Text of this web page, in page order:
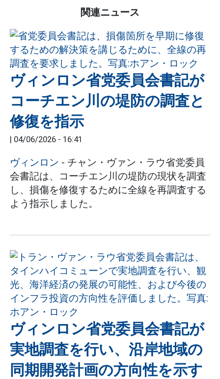
関連ニュース
ヴィンロン省党委員会書記が
コーチエン川の堤防の調査と
修復を指示
| 04/06/2026 - 16:41
ヴィンロン - チャン・ヴァン・ラウ省党委員
会書記は、コーチエン川の堤防の現状を調査
し、損傷を修復するために全線を再調査する
よう指示しました。
ヴィンロン省党委員会書記が
実地調査を行い、沿岸地域の
同期開発計画の方向性を示す